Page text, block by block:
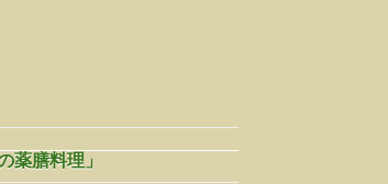
薬膳料理」